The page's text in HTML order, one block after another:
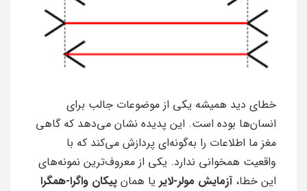
خطای دید همیشه یکی از موضوعات جالب برای
انسان‌ها بوده است. این پدیده نشان می‌دهد که گاهی
مغز ما اطلاعات را به‌گونه‌ای پردازش می‌کند که با
واقعیت همخوانی ندارد. یکی از معروف‌ترین نمونه‌های
این خطا،آزمایش مولر-لایر یا همان پیکان واگرا-همگرا